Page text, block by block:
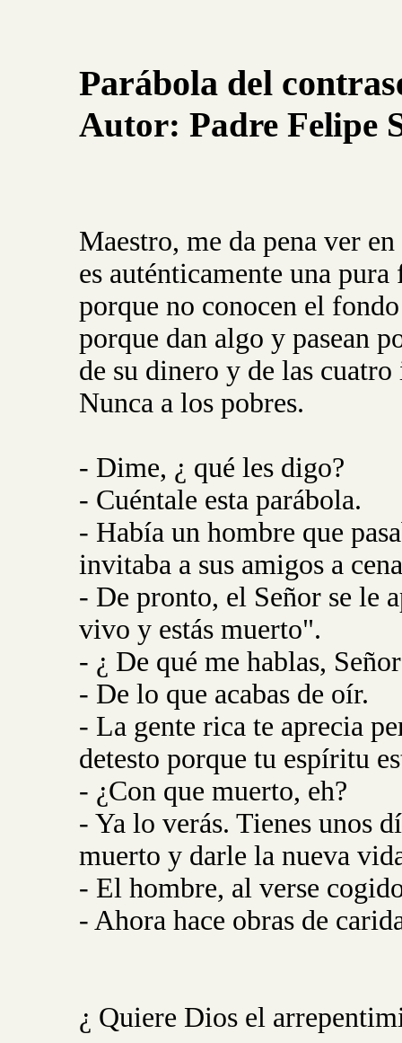
Parábola del
Autor: Padre Felipe
Maestro, me da pena ver
es auténticamente una
porque no conocen el
porque dan algo y pasean
de su dinero y de las
Nunca a los pobres.
- Dime, ¿ qué les digo?
- Cuéntale esta parábola.
- Había un hombre que
invitaba a sus amigos a
- De pronto, el Señor se le
vivo y estás muerto".
- ¿ De qué me hablas,
- De lo que acabas de oír.
- La gente rica te aprecia
detesto porque tu espíritu
- ¿Con que muerto, eh?
- Ya lo verás. Tienes unos
muerto y darle la nueva
- El hombre, al verse
- Ahora hace obras de
¿ Quiere Dios el